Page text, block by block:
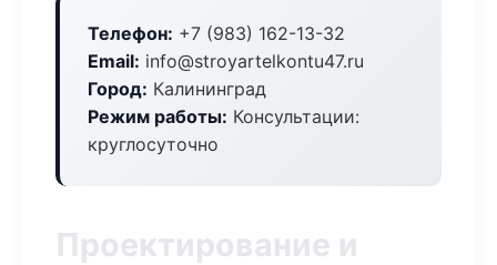
Телефон: +7 (983) 162-13-32
Email: info@stroyartelkontu47.ru
Город: Калининград
Режим работы: Консультации:
круглосуточно
Проектирование и